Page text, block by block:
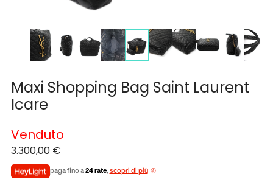
Maxi Shopping Bag Saint Laurent
Icare
3.300,00 €
paga fino a24 rate, scopri di più
Venduto